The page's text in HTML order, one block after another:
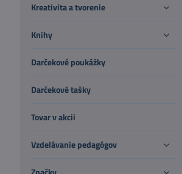
Kreativita a tvorenie
Knihy
Darčekové poukážky
Darčekové tašky
Tovar v akcii
Vzdelávanie pedagógov